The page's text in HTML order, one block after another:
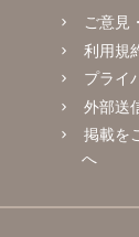
ご意見
利用規
プライ
外部送
掲載を
へ